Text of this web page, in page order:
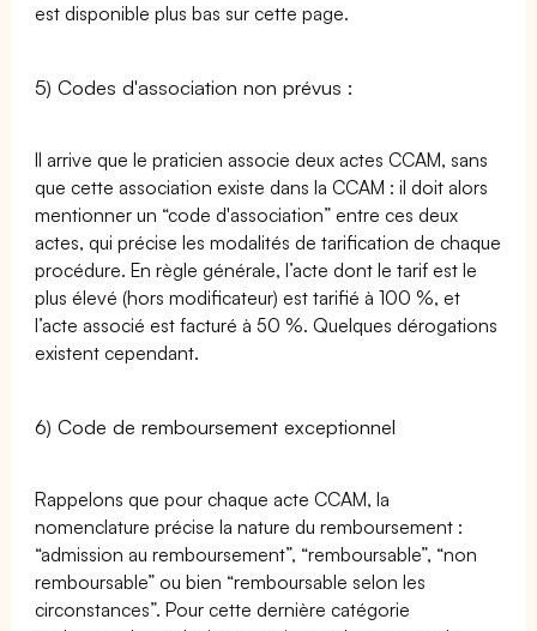
est disponible plus bas sur cette page.
5) Codes d'association non prévus :
Il arrive que le praticien associe deux actes CCAM, sans
que cette association existe dans la CCAM : il doit alors
mentionner un “code d'association” entre ces deux
actes, qui précise les modalités de tarification de chaque
procédure. En règle générale, l’acte dont le tarif est le
plus élevé (hors modificateur) est tarifié à 100 %, et
l’acte associé est facturé à 50 %. Quelques dérogations
existent cependant.
6) Code de remboursement exceptionnel
Rappelons que pour chaque acte CCAM, la
nomenclature précise la nature du remboursement :
“admission au remboursement”, “remboursable”, “non
remboursable” ou bien “remboursable selon les
circonstances”. Pour cette dernière catégorie